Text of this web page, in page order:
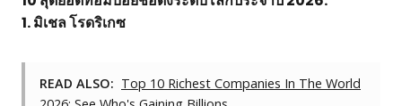
1. มิเชล โรดริเกซ
READ ALSO: Top 10 Richest Companies In The World